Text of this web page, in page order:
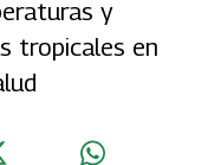
y
tropicales en